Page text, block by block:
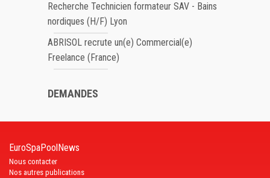
Recherche Technicien formateur SAV - Bains
nordiques (H/F) Lyon
ABRISOL recrute un(e) Commercial(e)
Freelance (France)
DEMANDES
EuroSpaPoolNews
Nous contacter
Nos autres publications